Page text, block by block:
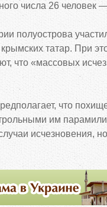
числа 26 человек
полуострова
крымских татар. При
что «массовых
что
им
исчезновения, но